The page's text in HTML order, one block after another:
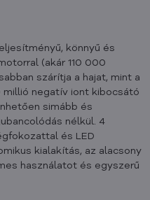
könnyű és
(akár 110 000
szárítja a hajat, mint a
millió negatív iont kibocsátó
simább és
nélkül. 4
és LED
kialakítás, az alacsony
használatot és egyszerű